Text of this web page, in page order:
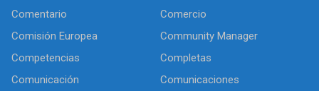
Comentario
Comercio
Comisión Europea
Community Manager
Competencias
Completas
Comunicación
Comunicaciones